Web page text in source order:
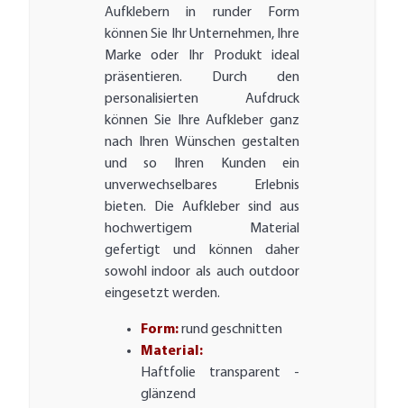
Aufklebern in runder Form
können Sie Ihr Unternehmen, Ihre
Marke oder Ihr Produkt ideal
präsentieren. Durch den
personalisierten Aufdruck
können Sie Ihre Aufkleber ganz
nach Ihren Wünschen gestalten
und so Ihren Kunden ein
unverwechselbares Erlebnis
bieten. Die Aufkleber sind aus
hochwertigem Material
gefertigt und können daher
sowohl indoor als auch outdoor
eingesetzt werden.
Form:rund geschnitten
Material:
Haftfolie transparent -
glänzend